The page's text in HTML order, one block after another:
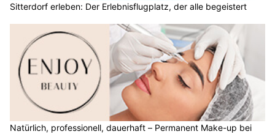
Sitterdorf erleben: Der Erlebnisflugplatz, der alle begeistert
Natürlich, professionell, dauerhaft – Permanent Make-up bei